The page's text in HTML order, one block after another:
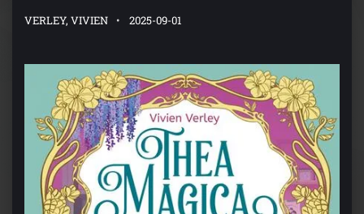
VERLEY, VIVIEN 2025-09-01